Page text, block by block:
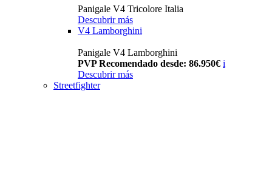
Panigale V4 Tricolore Italia
Descubrir más
V4 Lamborghini
Panigale V4 Lamborghini
PVP Recomendado desde: 86.950€ i
Descubrir más
Streetfighter